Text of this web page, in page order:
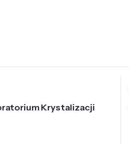
Krystalizacji